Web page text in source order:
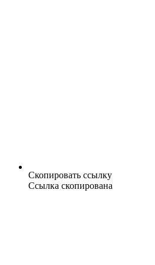
Скопировать ссылку
Ссылка скопирована